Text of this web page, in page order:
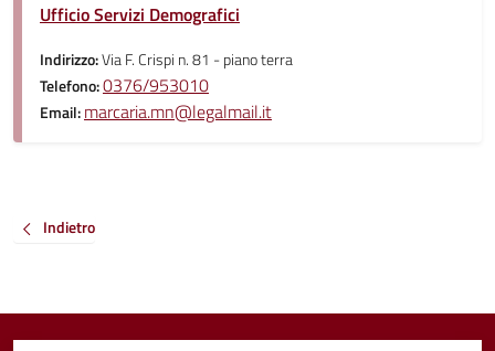
Ufficio Servizi Demografici
Indirizzo:Via F. Crispi n. 81 - piano terra
Telefono:0376/953010
Email:marcaria.mn@legalmail.it
Indietro